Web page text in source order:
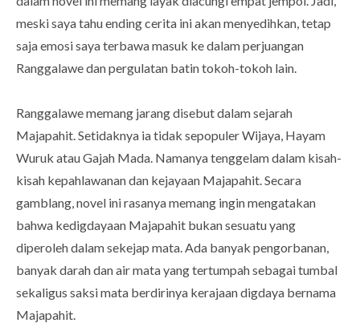
meski saya tahu ending cerita ini akan menyedihkan, tetap
saja emosi saya terbawa masuk ke dalam perjuangan
Ranggalawe dan pergulatan batin tokoh-tokoh lain.
Ranggalawe memang jarang disebut dalam sejarah
Majapahit. Setidaknya ia tidak sepopuler Wijaya, Hayam
Wuruk atau Gajah Mada. Namanya tenggelam dalam kisah-
kisah kepahlawanan dan kejayaan Majapahit. Secara
gamblang, novel ini rasanya memang ingin mengatakan
bahwa kedigdayaan Majapahit bukan sesuatu yang
diperoleh dalam sekejap mata. Ada banyak pengorbanan,
banyak darah dan air mata yang tertumpah sebagai tumbal
sekaligus saksi mata berdirinya kerajaan digdaya bernama
Majapahit.